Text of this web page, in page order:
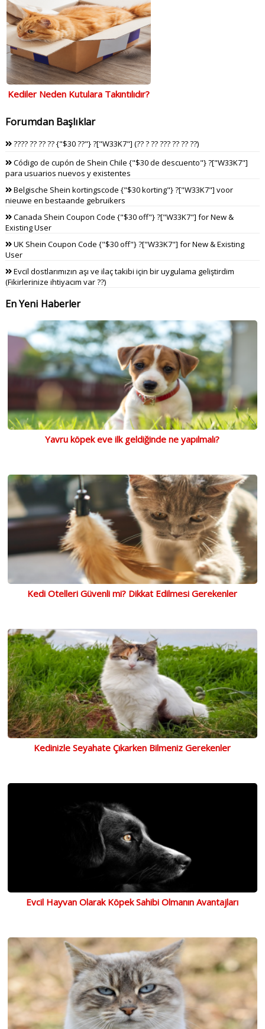
Kediler Neden Kutulara Takıntılıdır?
Forumdan Başlıklar
???? ?? ?? ?? {"$30 ??"} ?["W33K7"] (?? ? ?? ??? ?? ?? ??)
Código de cupón de Shein Chile {"$30 de descuento"} ?["W33K7"]
para usuarios nuevos y existentes
Belgische Shein kortingscode {"$30 korting"} ?["W33K7"] voor
nieuwe en bestaande gebruikers
Canada Shein Coupon Code {"$30 off"} ?["W33K7"] for New &
Existing User
UK Shein Coupon Code {"$30 off"} ?["W33K7"] for New & Existing
User
Evcil dostlarımızın aşı ve ilaç takibi için bir uygulama geliştirdim
(Fikirlerinize ihtiyacım var ??)
En Yeni Haberler
Yavru köpek eve ilk geldiğinde ne yapılmalı?
Kedi Otelleri Güvenli mi? Dikkat Edilmesi Gerekenler
Kedinizle Seyahate Çıkarken Bilmeniz Gerekenler
Evcil Hayvan Olarak Köpek Sahibi Olmanın Avantajları